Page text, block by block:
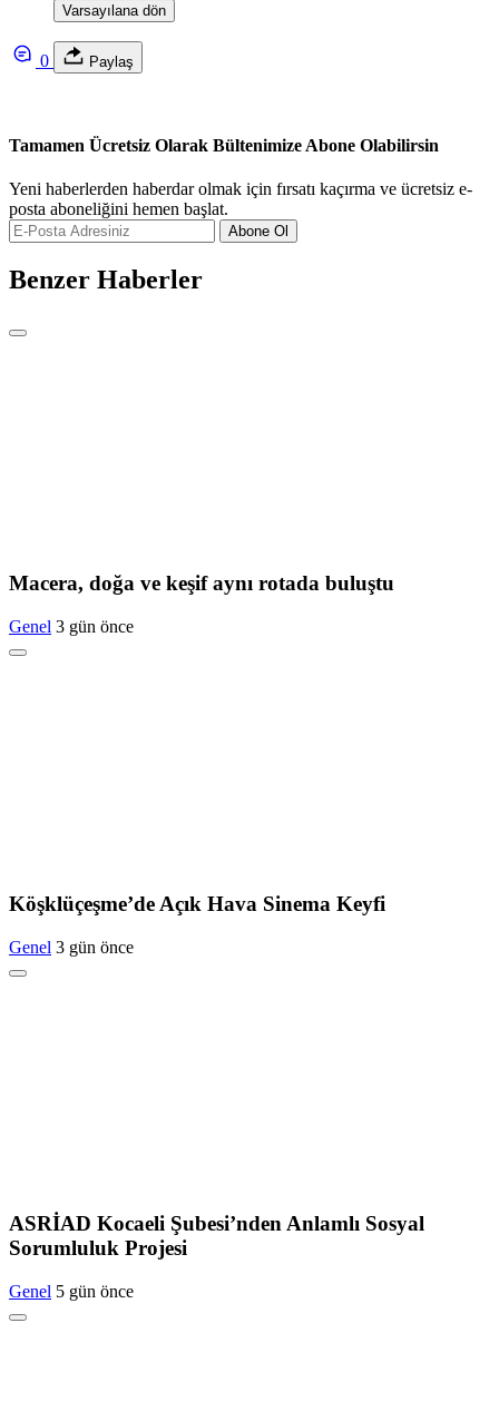
Varsayılana dön
0 Paylaş
Tamamen Ücretsiz Olarak Bültenimize Abone Olabilirsin
Yeni haberlerden haberdar olmak için fırsatı kaçırma ve ücretsiz e-
posta aboneliğini hemen başlat.
Abone Ol
Benzer Haberler
Macera, doğa ve keşif aynı rotada buluştu
Genel 3 gün önce
Köşklüçeşme’de Açık Hava Sinema Keyfi
Genel 3 gün önce
ASRİAD Kocaeli Şubesi’nden Anlamlı Sosyal
Sorumluluk Projesi
Genel 5 gün önce